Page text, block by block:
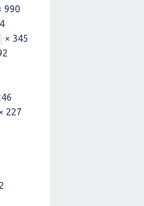
990
× 345
227